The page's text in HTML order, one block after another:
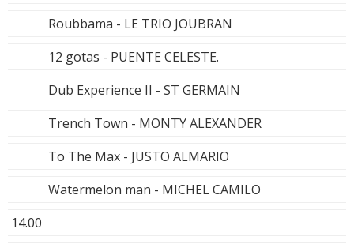
Roubbama - LE TRIO JOUBRAN
12 gotas - PUENTE CELESTE.
Dub Experience II - ST GERMAIN
Trench Town - MONTY ALEXANDER
To The Max - JUSTO ALMARIO
Watermelon man - MICHEL CAMILO
14.00